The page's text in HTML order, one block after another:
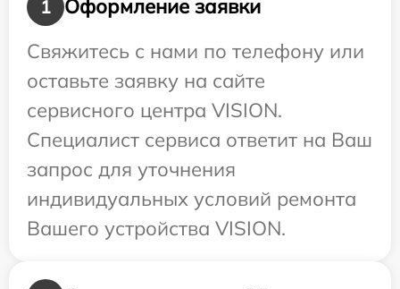
1
Оформление заявки
Свяжитесь с нами по телефону или
оставьте заявку на сайте
сервисного центра VISION.
Специалист сервиса ответит на Ваш
запрос для уточнения
индивидуальных условий ремонта
Вашего устройства VISION.